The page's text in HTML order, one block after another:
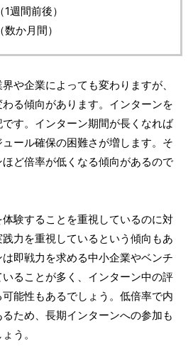
週間前後）
か月間）
や企業によっても変わりますが、
る傾向があります。インターンを
す。インターン期間が長くなれば
ール確保の困難さが増します。そ
ど倍率が低くなる傾向があるので
験することを重視しているのに対
力を重視しているという傾向もあ
即戦力を求める中小企業やベンチ
ることが多く、インターン中の評
能性もあるでしょう。低倍率で内
ため、長期インターンへの参加も
う。